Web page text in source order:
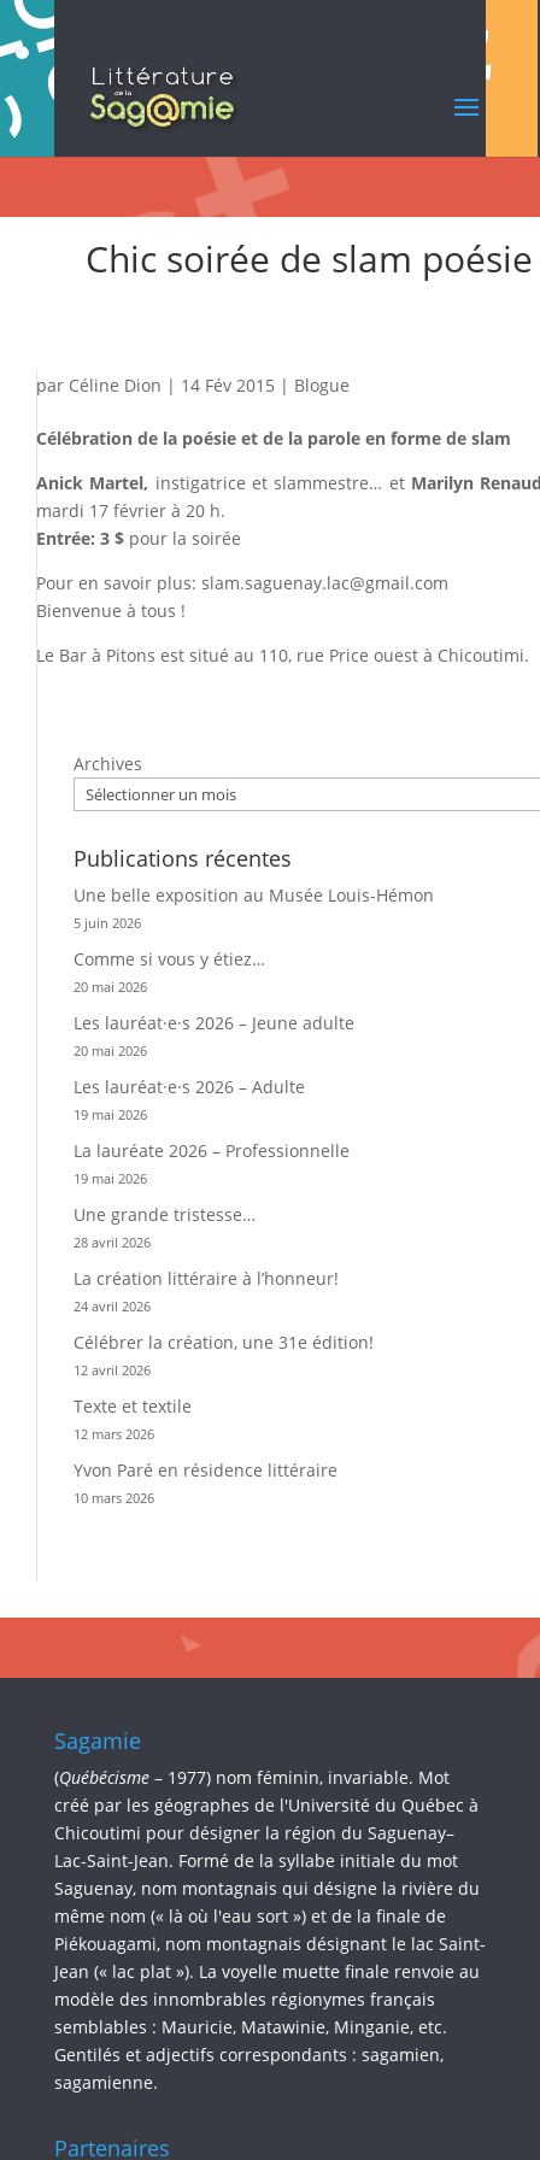
Chic soirée de slam poésie
par Céline Dion | 14 Fév 2015 | Blogue
Célébration de la poésie et de la parole en forme de slam
Anick Martel, instigatrice et slammestre… et Marilyn
mardi 17 février à 20 h.
Entrée: 3 $ pour la soirée
Pour en savoir plus: slam.saguenay.lac@gmail.com
Bienvenue à tous !
Le Bar à Pitons est situé au 110, rue Price ouest à Chicoutimi.
Archives
Publications récentes
Une belle exposition au Musée Louis-Hémon
5 juin 2026
Comme si vous y étiez…
20 mai 2026
Les lauréat·e·s 2026 – Jeune adulte
20 mai 2026
Les lauréat·e·s 2026 – Adulte
19 mai 2026
La lauréate 2026 – Professionnelle
19 mai 2026
Une grande tristesse…
28 avril 2026
La création littéraire à l’honneur!
24 avril 2026
Célébrer la création, une 31e édition!
12 avril 2026
Texte et textile
12 mars 2026
Yvon Paré en résidence littéraire
10 mars 2026
Sagamie
(Québécisme – 1977) nom féminin, invariable. Mot
créé par les géographes de l'Université du Québec à
Chicoutimi pour désigner la région du Saguenay–
Lac-Saint-Jean. Formé de la syllabe initiale du mot
Saguenay, nom montagnais qui désigne la rivière du
même nom (« là où l'eau sort ») et de la finale de
Piékouagami, nom montagnais désignant le lac Saint-
Jean (« lac plat »). La voyelle muette finale renvoie au
modèle des innombrables régionymes français
semblables : Mauricie, Matawinie, Minganie, etc.
Gentilés et adjectifs correspondants : sagamien,
sagamienne.
Partenaires